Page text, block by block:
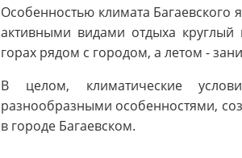
Особенностью климата Багаевского
активными видами отдыха
горах рядом с городом, а летом -
В целом, климатические
разнообразными особенностями,
в городе Багаевском.